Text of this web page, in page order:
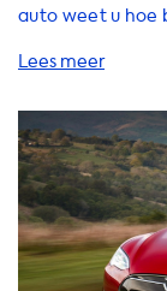
auto weet u hoe
oplossingen om
gemak en veiligheid in
zijn een handige
thuis bent. Met
met een
te merken dat
maximale